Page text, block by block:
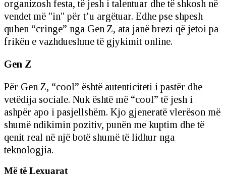
organizosh festa, të jesh i talentuar dhe të shkosh në
vendet më "in" për t’u argëtuar. Edhe pse shpesh
quhen “cringe” nga Gen Z, ata janë brezi që jetoi pa
frikën e vazhdueshme të gjykimit online.
Gen Z
Për Gen Z, “cool” është autenticiteti i pastër dhe
vetëdija sociale. Nuk është më “cool” të jesh i
ashpër apo i pasjellshëm. Kjo gjeneratë vlerëson më
shumë ndikimin pozitiv, punën me kuptim dhe të
qenit real në një botë shumë të lidhur nga
teknologjia.
Më të Lexuarat